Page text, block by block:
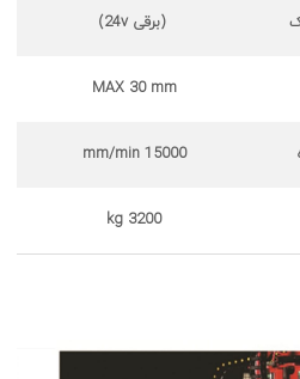
(برقی 24v)
MAX 30 mm
15000 mm/min
3200 kg